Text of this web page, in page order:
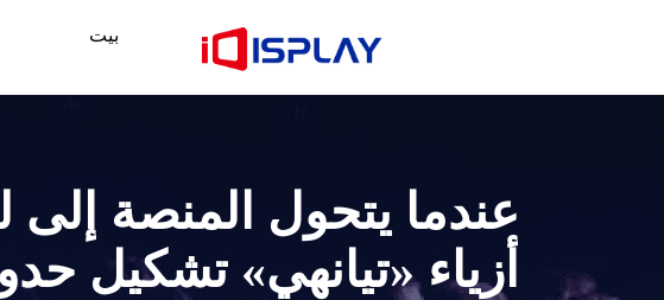
بيت
عندما يتحول المنصة
أزياء «تيانهي» تشكيل